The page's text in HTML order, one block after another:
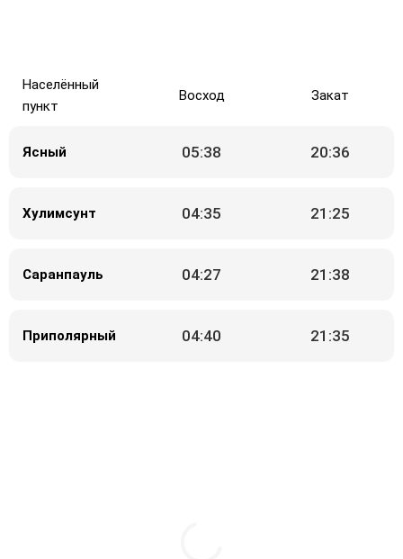
Населённый
пункт
Восход Закат
Ясный 05:38 20:36
Хулимсунт 04:35 21:25
Саранпауль 04:27 21:38
Приполярный 04:40 21:35